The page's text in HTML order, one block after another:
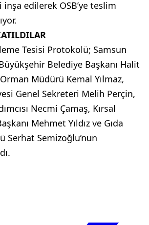
inşa edilerek OSB’ye teslim
Tesisi Protokolü; Samsun
Belediye Başkanı Halit
Müdürü Kemal Yılmaz,
Genel Sekreteri Melih Perçin,
Necmi Çamaş, Kırsal
Mehmet Yıldız ve Gıda
Serhat Semizoğlu’nun